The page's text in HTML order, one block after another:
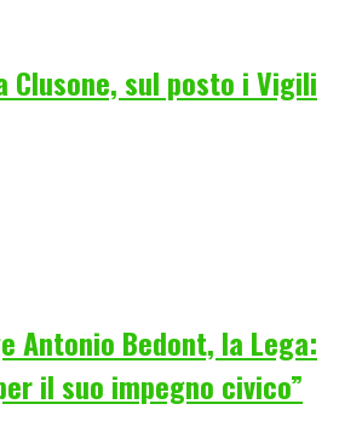
Clusone, sul posto i Vigili
Antonio Bedont, la Lega:
il suo impegno civico”